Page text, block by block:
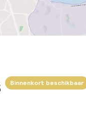
Binnenkort beschikbaar